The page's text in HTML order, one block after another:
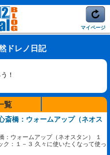
マイページ
ドレノ日記
！
覧
斎橋：ウォームアップ（ネオス
：ウォームアップ（ネオスタン） １
ク：１－３ 久々に使いたくなって使っ